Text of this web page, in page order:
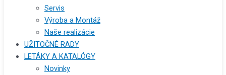
Servis
Výroba a Montáž
Naše realizácie
UŽITOČNÉ RADY
LETÁKY A KATALÓGY
Novinky